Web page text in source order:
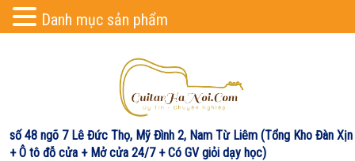
số 48 ngõ 7 Lê Đức Thọ, Mỹ Đình 2, Nam Từ Liêm (Tổng Kho Đàn Xịn
+ Ô tô đỗ cửa + Mở cửa 24/7 + Có GV giỏi dạy học)
Danh mục sản phẩm